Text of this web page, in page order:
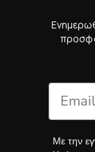
Με την